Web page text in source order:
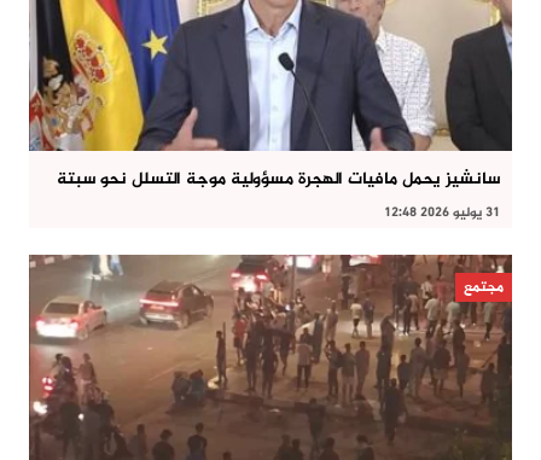
سانشيز يحمل مافيات الهجرة مسؤولية موجة التسلل نحو سبتة
31 يوليو 2026 12:48
مجتمع